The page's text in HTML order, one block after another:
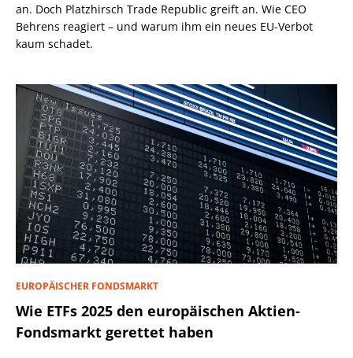
an. Doch Platzhirsch Trade Republic greift an. Wie CEO
Behrens reagiert – und warum ihm ein neues EU-Verbot
kaum schadet.
EUROPÄISCHER FONDSMARKT
Wie ETFs 2025 den europäischen Aktien-
Fondsmarkt gerettet haben